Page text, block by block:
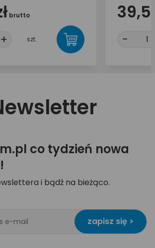
brutto
+ szt. -
co tydzień nowa
i bądź na bieżąco.
zapisz się >